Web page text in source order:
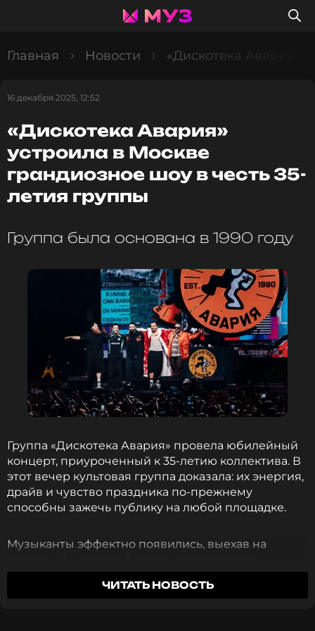
Главная Новости «Дискотека Авария»
16 декабря 2025, 12:52
«Дискотека Авария»
устроила в Москве
грандиозное шоу в честь 35-
летия группы
Группа была основана в 1990 году
Группа «Дискотека Авария» провела юбилейный
концерт, приуроченный к 35-летию коллектива. В
этот вечер культовая группа доказала: их энергия,
драйв и чувство праздника по-прежнему
способны зажечь публику на любой площадке.
Музыканты эффектно появились, выехав на
несколько сценических локаций, перемещаясь по
площадке и вновь возвращаясь к пожарной
ЧИТАТЬ НОВОСТЬ